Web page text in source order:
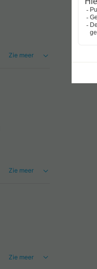
Zie meer
Zie meer
Zie meer